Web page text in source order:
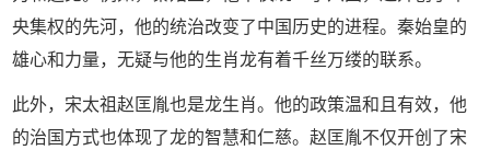
央集权的先河，他的统治改变了中国历史的进程。秦始皇的
雄心和力量，无疑与他的生肖龙有着千丝万缕的联系。
此外，宋太祖赵匡胤也是龙生肖。他的政策温和且有效，他
的治国方式也体现了龙的智慧和仁慈。赵匡胤不仅开创了宋